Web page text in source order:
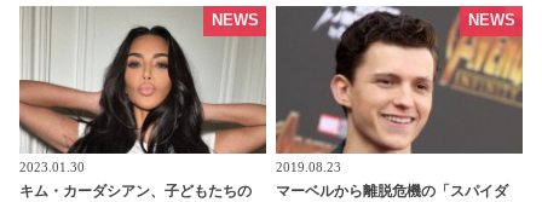
tvgroove
2023.01.30
キム・カーダシアン、子どもたちの
NEWS
2019.08.23
マーベルから離脱危機の「スパイダ
NEWS